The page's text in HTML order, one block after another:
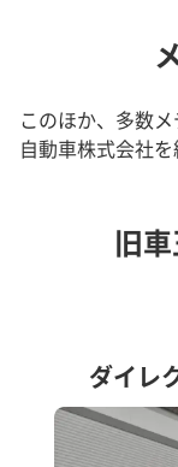
このほか、多数
自動車株式会社
旧
ダイレ